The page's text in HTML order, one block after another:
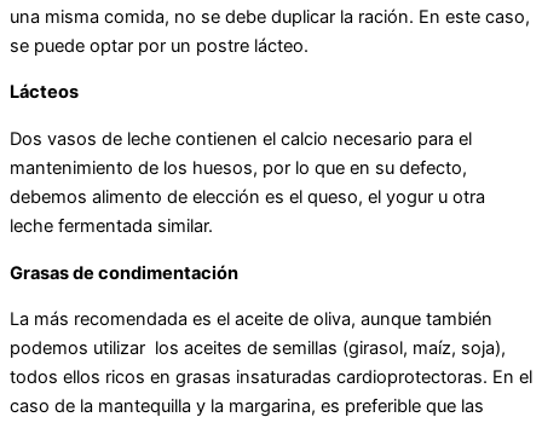
una misma comida, no se debe duplicar la ración. En este caso,
se puede optar por un postre lácteo.
Lácteos
Dos vasos de leche contienen el calcio necesario para el
mantenimiento de los huesos, por lo que en su defecto,
debemos alimento de elección es el queso, el yogur u otra
leche fermentada similar.
Grasas de condimentación
La más recomendada es el aceite de oliva, aunque también
podemos utilizar los aceites de semillas (girasol, maíz, soja),
todos ellos ricos en grasas insaturadas cardioprotectoras. En el
caso de la mantequilla y la margarina, es preferible que las